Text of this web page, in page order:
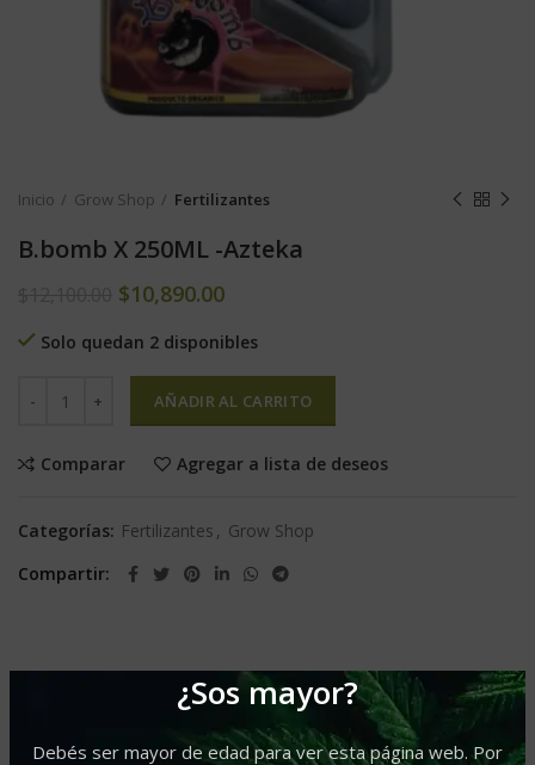
¿Sos mayor?
Debés ser mayor de edad para ver esta página web. Por
Inicio Grow Shop Fertilizantes
B.bomb X 250ML -Azteka
$10,890.00
Solo quedan 2 disponibles
AÑADIR AL CARRITO
Comparar Agregar a lista de deseos
Categorías: Fertilizantes , Grow Shop
Compartir
PRODUCTOS RELACIONADOS